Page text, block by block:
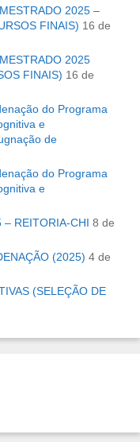
2025 –
FINAIS) 16 de
2025 
FINAIS) 16 de
do Programa
e
de
do Programa
e
– REITORIA-CHI 8 de
(2025) 4 de
(SELEÇÃO DE